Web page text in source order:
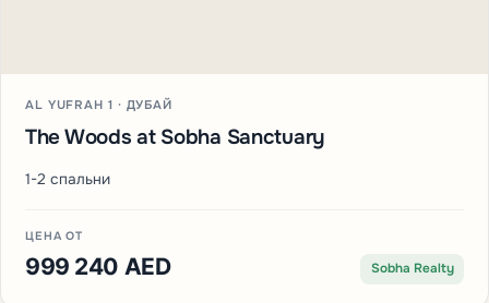
AL YUFRAH 1 · ДУБАЙ
The Woods at Sobha Sanctuary
1-2 спальни
ЦЕНА ОТ
999 240 AED Sobha Realty